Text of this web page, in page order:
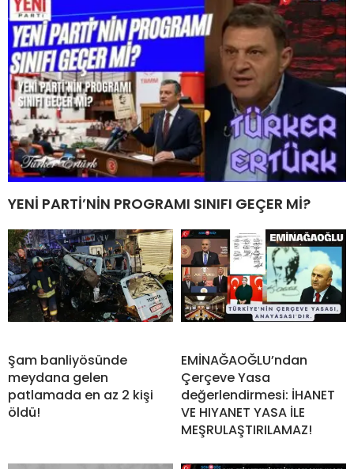
YENİ PARTİ’NİN PROGRAMI SINIFI GEÇER Mİ?
Şam banliyösünde
meydana gelen
patlamada en az 2 kişi
öldü!
EMİNAĞAOĞLU’ndan
Çerçeve Yasa
değerlendirmesi: İHANET
VE HIYANET YASA İLE
MEŞRULAŞTIRILAMAZ!